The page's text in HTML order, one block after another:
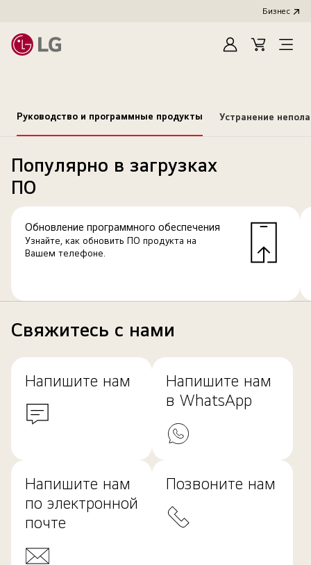
Бизнес
Cart
Open
Руководство и программные продукты Устранение
Популярно в загрузках
ПО
Обновление программного обеспечения
Узнайте, как обновить ПО продукта на
Вашем телефоне.
Свяжитесь с нами
Напишите нам
Напишите нам
в WhatsApp
Напишите нам
по электронной
почте
Позвоните нам